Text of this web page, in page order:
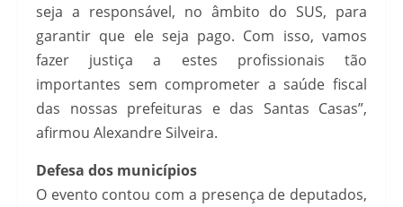
seja a responsável, no âmbito do SUS, para
garantir que ele seja pago. Com isso, vamos
fazer justiça a estes profissionais tão
importantes sem comprometer a saúde fiscal
das nossas prefeituras e das Santas Casas”,
afirmou Alexandre Silveira.
Defesa dos municípios
O evento contou com a presença de deputados,